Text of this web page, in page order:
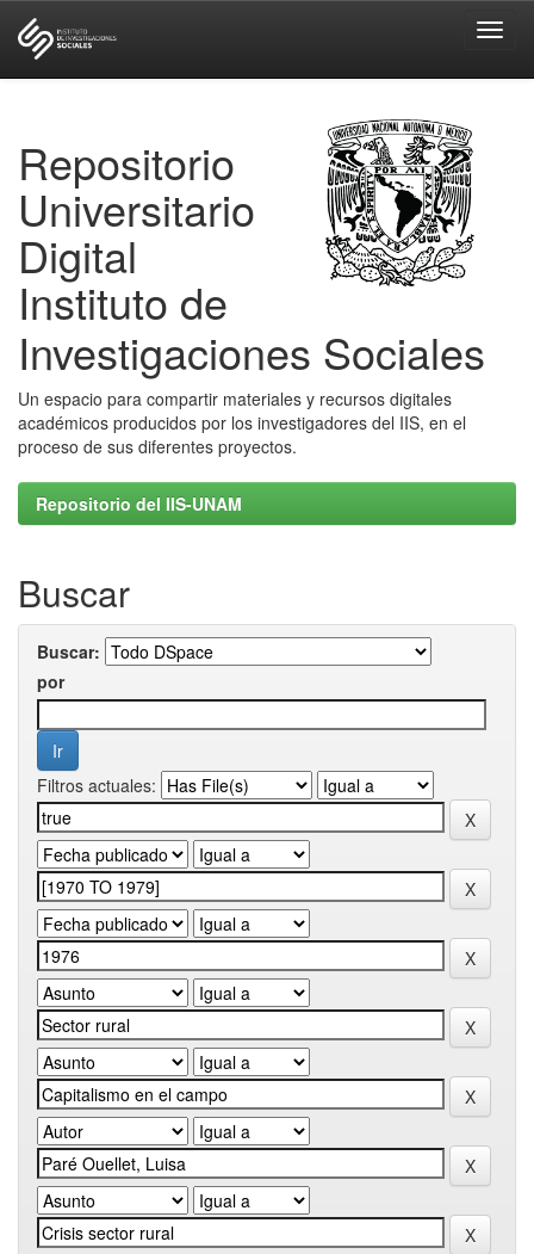
Repositorio
Universitario
Digital
Instituto de
Investigaciones Sociales
Un espacio para compartir materiales y recursos digitales
académicos producidos por los investigadores del IIS, en el
proceso de sus diferentes proyectos.
Repositorio del IIS-UNAM
Buscar
Buscar:
por
Filtros actuales: